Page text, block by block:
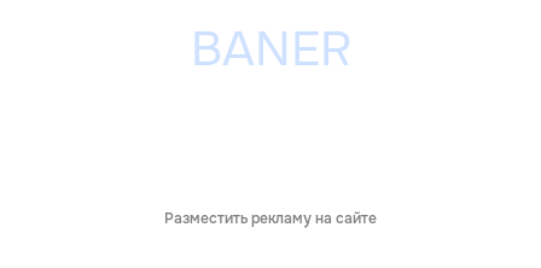
Разместить рекламу на сайте